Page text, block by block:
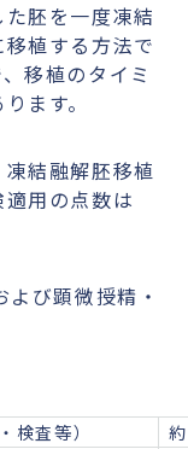
胚を一度凍結
植する方法で
移植のタイミ
ます。
結融解胚移植
用の点数は
び顕微授精・
検査等）